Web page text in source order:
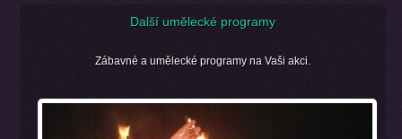
Další umělecké programy
Zábavné a umělecké programy na Vaši akci.